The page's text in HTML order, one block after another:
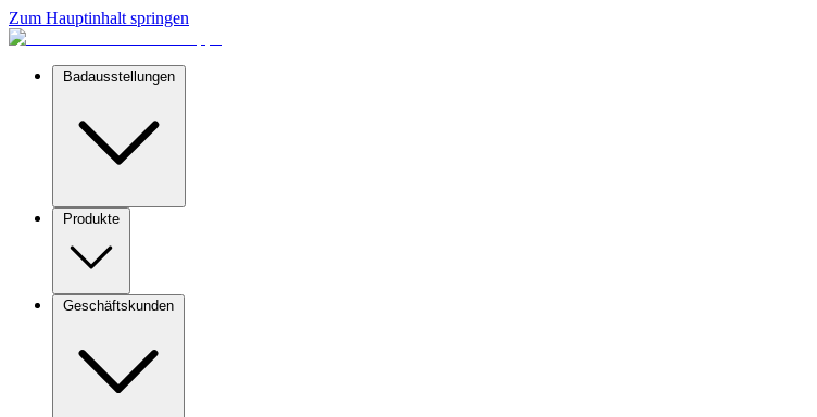
Zum Hauptinhalt springen
Badausstellungen
Produkte
Geschäftskunden